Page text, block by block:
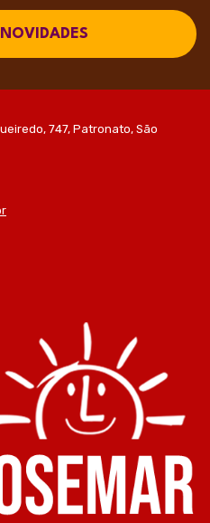
747, Patronato, São